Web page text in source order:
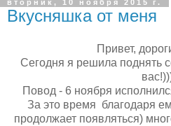
вторник, 10 ноября 2015 г.
Вкусняшка от меня
Привет,
Сегодня я решила поднять
Повод - 6 ноября
За это время благодаря
продолжает появляться)